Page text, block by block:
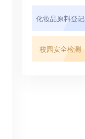
化妆品原料登记
校园安全检测